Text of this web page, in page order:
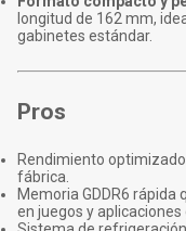
longitud de 162 mm,
gabinetes estándar.
Pros
Rendimiento
fábrica.
Memoria GDDR6 rápida
en juegos y aplicaciones